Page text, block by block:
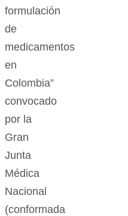
formulación
de
medicamentos
en
Colombia”
convocado
por la
Gran
Junta
Médica
Nacional
(conformada